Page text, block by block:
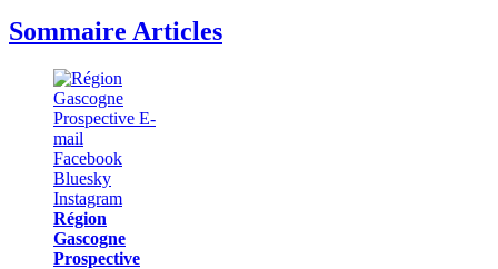
Sommaire Articles
Région
Gascogne
Prospective